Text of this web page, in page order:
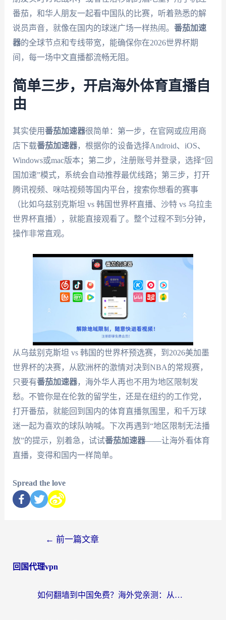
番茄，和华人朋友一起看中国队的比赛，听着熟悉的解
说员声音，就像在国内的球迷广场一样热闹。 番茄加速
器的全球节点和专线带宽，能确保你在2026世界杯期
间，每一场中文直播都流畅无阻。
简单三步，开启海外体育直播自
由
其实使用番茄加速器很简单：第一步，在官网或应用商
店下载番茄加速器，根据你的设备选择Android、iOS、
Windows或mac版本；第二步，注册账号并登录，选择“回
国加速”模式，系统会自动推荐最优线路；第三步，打开
腾讯视频、咪咕视频等国内平台，搜索你想看的赛事
（比如乌兹别克斯坦 vs 韩国世界杯直播、沙特 vs 乌拉圭
世界杯直播），就能直接观看了。整个过程不到5分钟，
操作非常直观。
从乌兹别克斯坦 vs 韩国的世界杯预选赛，到2026美加墨
世界杯的决赛，从欧洲杯的激情对决到NBA的常规赛，
只要有番茄加速器，海外华人再也不用为地区限制发
愁。不管你是在伦敦的留学生，还是在纽约的工作党，
打开番茄，就能回到国内的体育直播氛围里，和千万球
迷一起为喜欢的球队呐喊。下次再遇到“地区限制无法播
放”的提示，别着急，试试番茄加速器——让海外看体育
直播，变得和国内一样简单。
Spread the love
← 前一篇文章
回国代理vpn
如何翻墙到中国免费？海外党亲测：从踩坑到选对加速器的全攻略